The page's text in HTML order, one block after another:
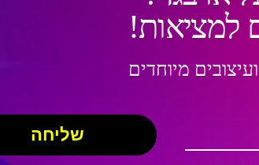
למציאות!
מיוחדים
שליחה